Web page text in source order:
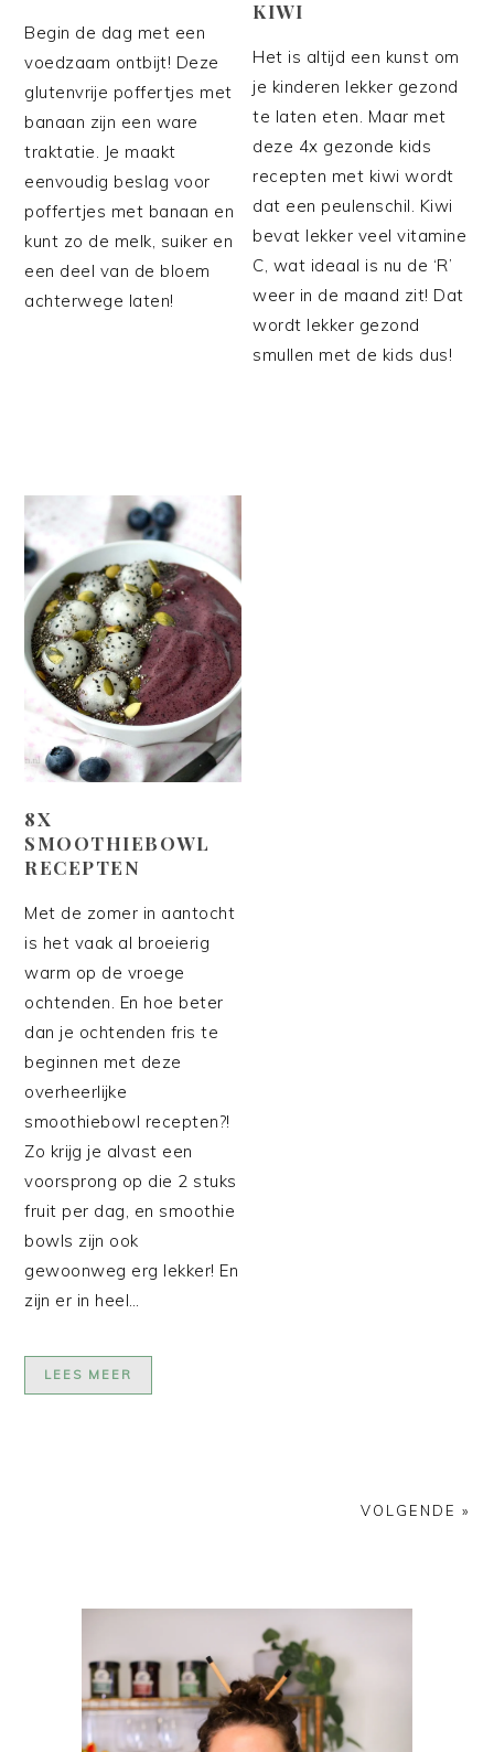
Begin de dag met een
voedzaam ontbijt! Deze
glutenvrije poffertjes met
banaan zijn een ware
traktatie. Je maakt
eenvoudig beslag voor
poffertjes met banaan en
kunt zo de melk, suiker en
een deel van de bloem
achterwege laten!
KIWI
Het is altijd een kunst om
je kinderen lekker gezond
te laten eten. Maar met
deze 4x gezonde kids
recepten met kiwi wordt
dat een peulenschil. Kiwi
bevat lekker veel vitamine
C, wat ideaal is nu de ‘R’
weer in de maand zit! Dat
wordt lekker gezond
smullen met de kids dus!
8X
SMOOTHIEBOWL
RECEPTEN
Met de zomer in aantocht
is het vaak al broeierig
warm op de vroege
ochtenden. En hoe beter
dan je ochtenden fris te
beginnen met deze
overheerlijke
smoothiebowl recepten?!
Zo krijg je alvast een
voorsprong op die 2 stuks
fruit per dag, en smoothie
bowls zijn ook
gewoonweg erg lekker! En
zijn er in heel…
LEES MEER
VOLGENDE »